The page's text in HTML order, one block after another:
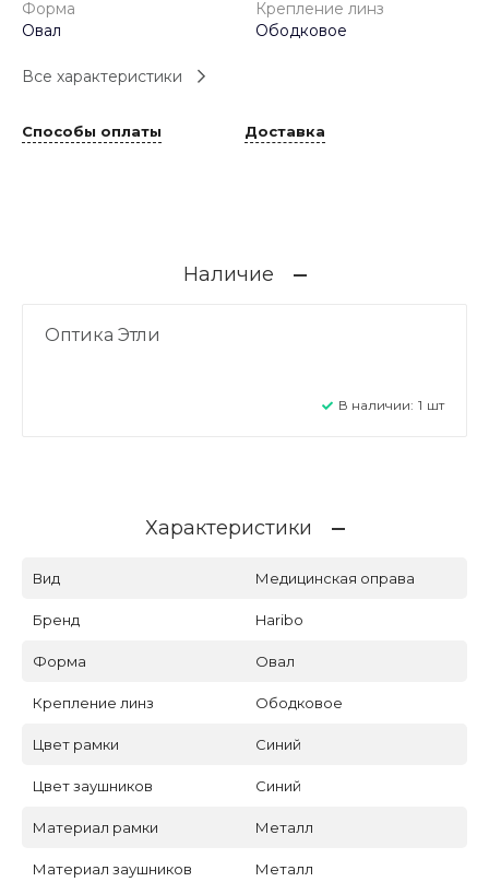
Форма
Овал
Крепление линз
Ободковое
Все характеристики
Способы оплаты Доставка
Наличие
Оптика Этли
В наличии: 1 шт
Характеристики
Вид Медицинская оправа
Бренд Haribo
Форма Овал
Крепление линз Ободковое
Цвет рамки Синий
Цвет заушников Синий
Материал рамки Металл
Материал заушников Металл